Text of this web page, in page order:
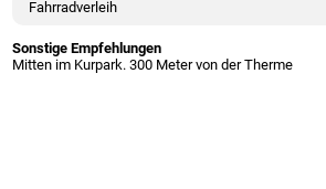
Fahrradverleih
Sonstige Empfehlungen
Mitten im Kurpark. 300 Meter von der Therme